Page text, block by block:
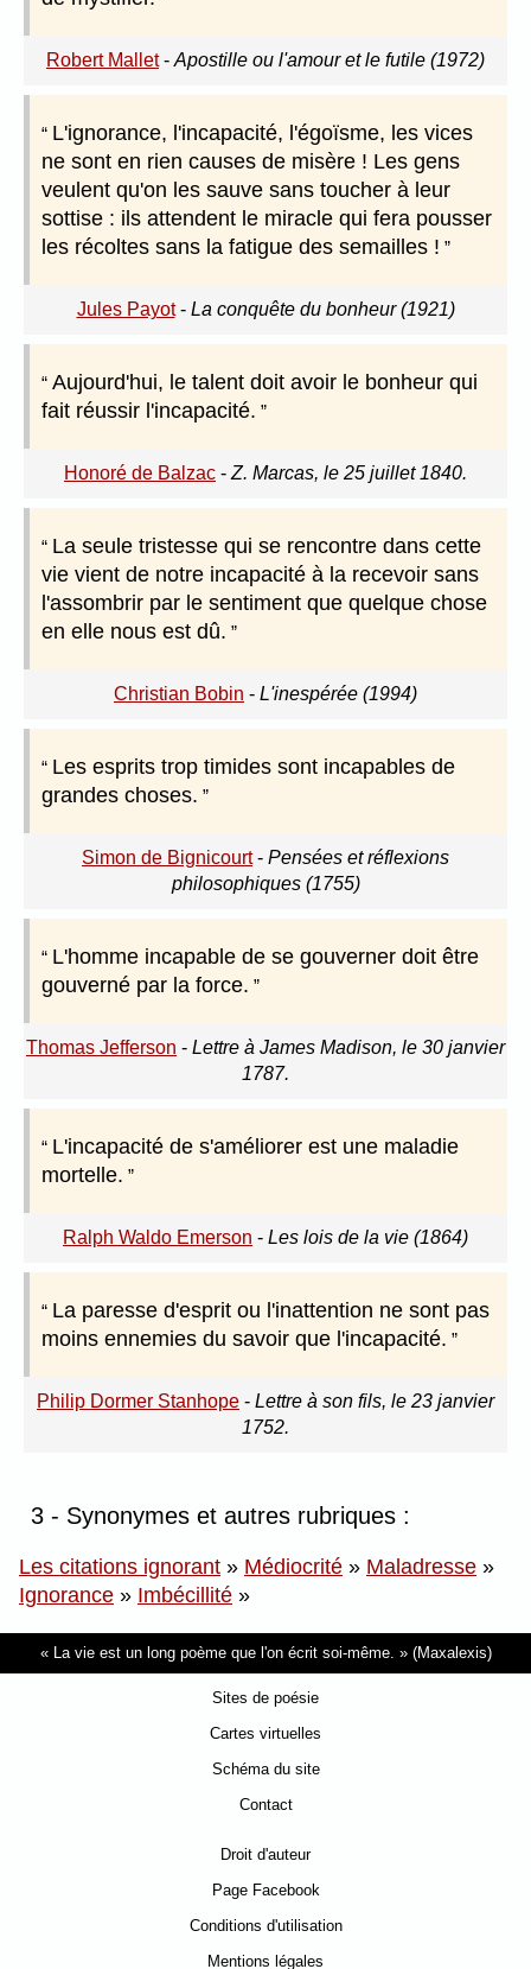
Robert Mallet- Apostille ou l'amour et le futile (1972)
L'ignorance, l'incapacité, l'égoïsme, les vices
ne sont en rien causes de misère ! Les gens
veulent qu'on les sauve sans toucher à leur
sottise : ils attendent le miracle qui fera pousser
les récoltes sans la fatigue des semailles !
Jules Payot- La conquête du bonheur (1921)
Aujourd'hui, le talent doit avoir le bonheur qui
fait réussir l'incapacité.
Honoré de Balzac - Z. Marcas, le 25 juillet 1840.
La seule tristesse qui se rencontre dans cette
vie vient de notre incapacité à la recevoir sans
l'assombrir par le sentiment que quelque chose
en elle nous est dû.
Christian Bobin - L'inespérée (1994)
Les esprits trop timides sont incapables de
grandes choses.
Simon de Bignicourt- Pensées et réflexions
philosophiques (1755)
L'homme incapable de se gouverner doit être
gouverné par la force.
Thomas Jefferson - Lettre à James Madison, le 30 janvier
1787.
L'incapacité de s'améliorer est une maladie
mortelle.
Ralph Waldo Emerson - Les lois de la vie (1864)
La paresse d'esprit ou l'inattention ne sont pas
moins ennemies du savoir que l'incapacité.
Philip Dormer Stanhope - Lettre à son fils, le 23 janvier
1752.
3 - Synonymes et autres rubriques :
Les citations ignorant » Médiocrité » Maladresse »
Ignorance » Imbécillité »
La vie est un long poème que l'on écrit soi-même. (Maxalexis)
Sites de poésie
Cartes virtuelles
Schéma du site
Contact
Droit d'auteur
Page Facebook
Conditions d'utilisation
Mentions légales